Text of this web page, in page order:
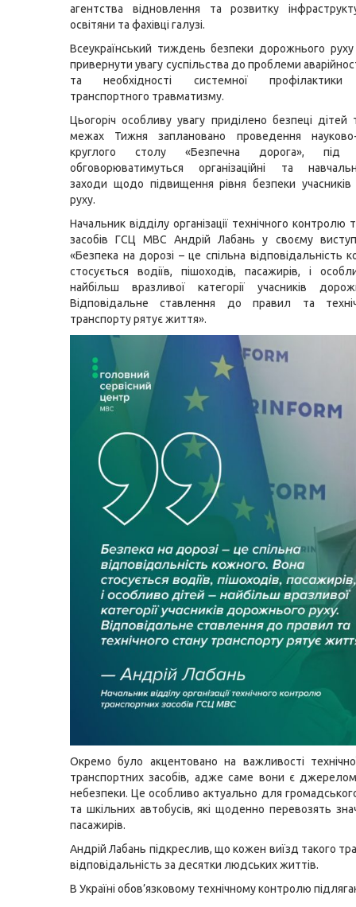
агентства відновлення та розвитку
освітяни та фахівці галузі.
Всеукраїнський тиждень безпеки дорожнього
привернути увагу суспільства до проблеми
та необхідності системної
транспортного травматизму.
Цьогоріч особливу увагу приділено безпеці
межах Тижня заплановано проведення науково-
круглого столу «Безпечна дорога», під
обговорюватимуться організаційні та
заходи щодо підвищення рівня безпеки
руху.
Начальник відділу організації технічного контролю
засобів ГСЦ МВС Андрій Лабань у своєму
«Безпека на дорозі – це спільна відповідальність
стосується водіїв, пішоходів, пасажирів, і
найбільш вразливої категорії учасників
Відповідальне ставлення до правил та
транспорту рятує життя».
Окремо було акцентовано на важливості
транспортних засобів, адже саме вони є
небезпеки. Це особливо актуально для
та шкільних автобусів, які щоденно перевозять
пасажирів.
Андрій Лабань підкреслив, що кожен виїзд такого
відповідальність за десятки людських життів.
В Україні обов’язковому технічному контролю